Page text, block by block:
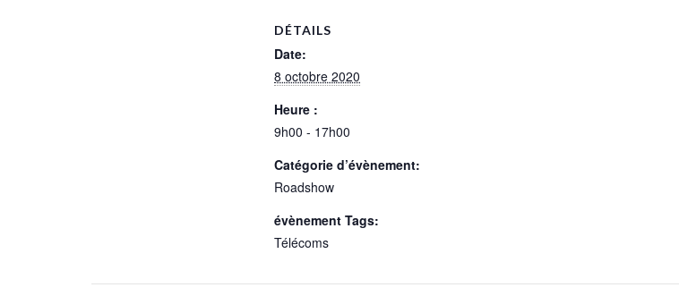
DÉTAILS
Date:
8 octobre 2020
Heure :
9h00 - 17h00
Catégorie d’évènement:
Roadshow
évènement Tags:
Télécoms